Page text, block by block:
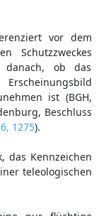
vor dem
Schutzzweckes
danach, ob das
ist (BGH,
Beschluss
1275).
das Kennzeichen
teleologischen